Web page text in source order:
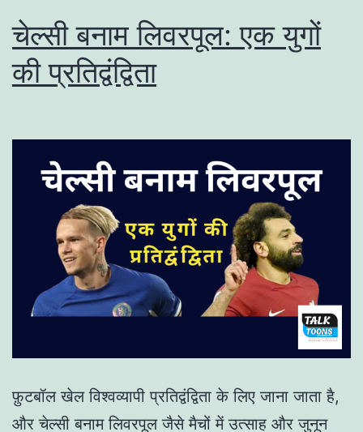
चेल्सी बनाम लिवरपूल: एक युगों
की प्रतिद्वंद्विता
फ़ुटबॉल खेल विश्वव्यापी प्रतिद्वंद्विता के लिए जाना जाता है,
और चेल्सी बनाम लिवरपूल जैसे मैचों में उत्साह और जुनून